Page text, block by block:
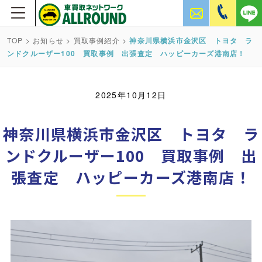
TOP > お知らせ > 買取事例紹介 >神奈川県横浜市金沢区 トヨタ ラ
ンドクルーザー100 買取事例 出張査定 ハッピーカーズ港南店！
2025年10月12日
神奈川県横浜市金沢区 トヨタ ラ
ンドクルーザー100 買取事例 出
張査定 ハッピーカーズ港南店！